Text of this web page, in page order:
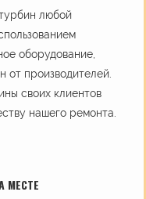
любой
оборудование,
от производителей.
своих клиентов
нашего ремонта.
МЕСТЕ